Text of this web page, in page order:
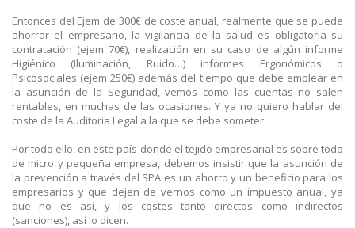
Entonces del Ejem de 300€ de coste anual, realmente que se puede
ahorrar el empresario, la vigilancia de la salud es obligatoria su
contratación (ejem 70€), realización en su caso de algún informe
Higiénico (Iluminación, Ruido…) informes Ergonómicos o
Psicosociales (ejem 250€) además del tiempo que debe emplear en
la asunción de la Seguridad, vemos como las cuentas no salen
rentables, en muchas de las ocasiones. Y ya no quiero hablar del
coste de la Auditoria Legal a la que se debe someter.
Por todo ello, en este país donde el tejido empresarial es sobre todo
de micro y pequeña empresa, debemos insistir que la asunción de
la prevención a través del SPA es un ahorro y un beneficio para los
empresarios y que dejen de vernos como un impuesto anual, ya
que no es así, y los costes tanto directos como indirectos
(sanciones), así lo dicen.